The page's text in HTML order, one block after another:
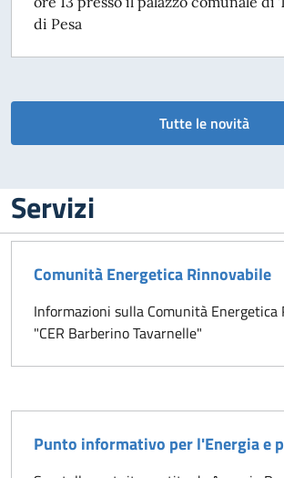
di Pesa
Tutte le novità
Servizi
Comunità Energetica Rinnovabile
Informazioni sulla Comunità Energetica
"CER Barberino Tavarnelle"
Punto informativo per l'Energia e